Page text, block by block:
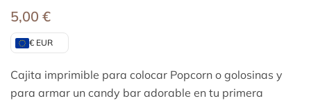
5,00 €
€ EUR
Cajita imprimible para colocar Popcorn o golosinas y
para armar un candy bar adorable en tu primera